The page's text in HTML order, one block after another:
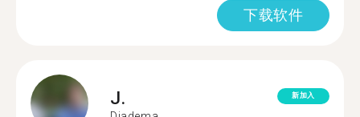
下载软件
J. 新加入